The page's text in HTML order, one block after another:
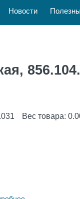
Новости
Вес товара: